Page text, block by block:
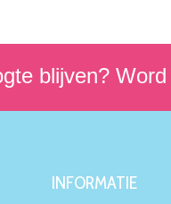
blijven?
INFORMATIE